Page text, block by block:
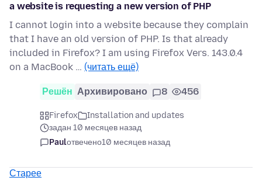
a website is requesting a new version of PHP
I cannot login into a website because they complain
that I have an old version of PHP. Is that already
included in Firefox? I am using Firefox Vers. 143.0.4
on a MacBook … (читать ещё)
Решён Архивировано 8 456
Firefox
Installation and updates
задан 10 месяцев назад
Paulотвечено10 месяцев назад
Старее